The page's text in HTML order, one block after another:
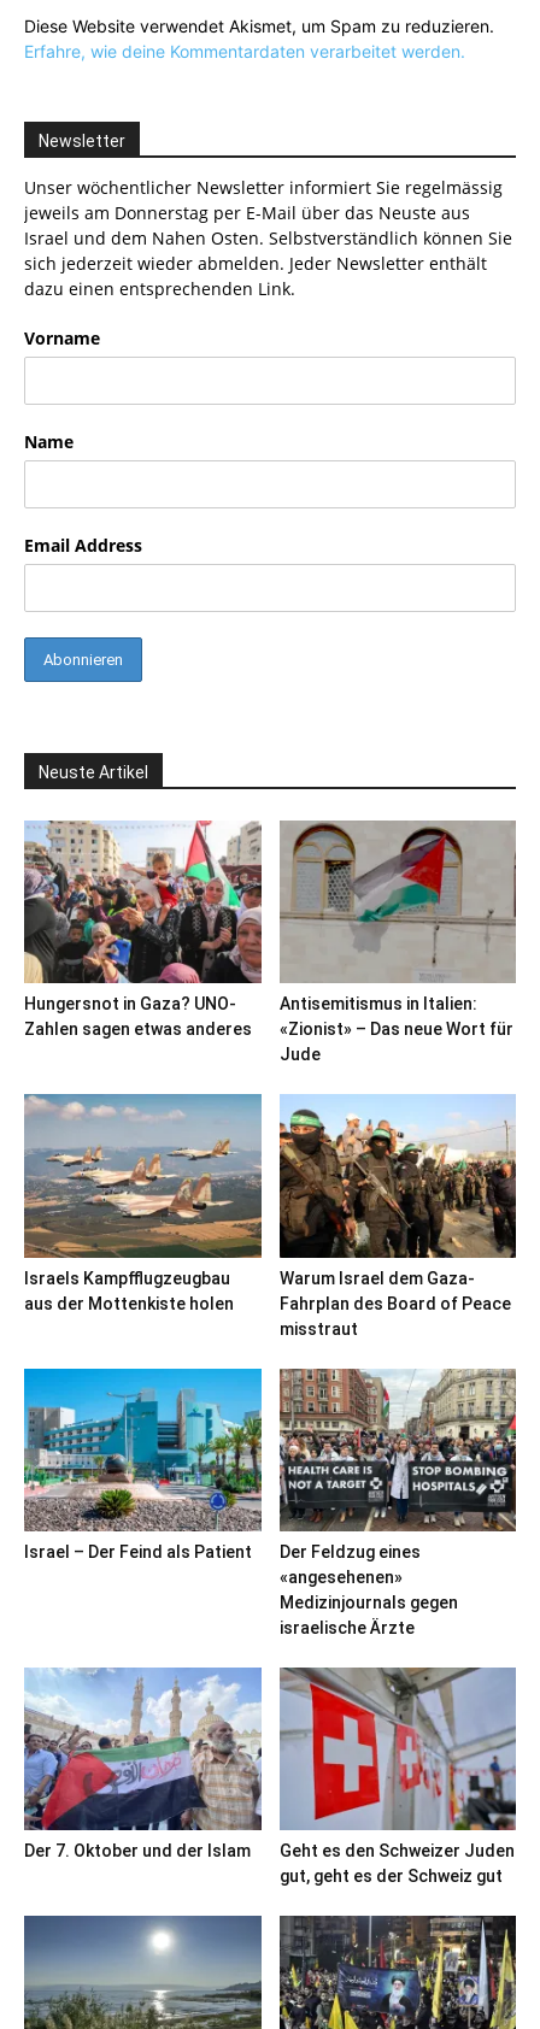
Diese Website verwendet Akismet, um Spam zu reduzieren.
Erfahre, wie deine Kommentardaten verarbeitet werden.
Newsletter
Unser wöchentlicher Newsletter informiert Sie regelmässig
jeweils am Donnerstag per E-Mail über das Neuste aus
Israel und dem Nahen Osten. Selbstverständlich können Sie
sich jederzeit wieder abmelden. Jeder Newsletter enthält
dazu einen entsprechenden Link.
Vorname
Name
Email Address
Neuste Artikel
Hungersnot in Gaza? UNO-
Zahlen sagen etwas anderes
Antisemitismus in Italien:
«Zionist» – Das neue Wort für
Jude
Israels Kampfflugzeugbau
aus der Mottenkiste holen
Warum Israel dem Gaza-
Fahrplan des Board of Peace
misstraut
Israel – Der Feind als Patient
Der Feldzug eines
«angesehenen»
Medizinjournals gegen
israelische Ärzte
Der 7. Oktober und der Islam
Geht es den Schweizer Juden
gut, geht es der Schweiz gut